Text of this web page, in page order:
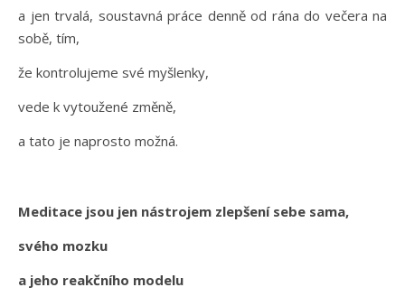
a jen trvalá, soustavná práce denně od rána do večera na
sobě, tím,
že kontrolujeme své myšlenky,
vede k vytoužené změně,
a tato je naprosto možná.
Meditace jsou jen nástrojem zlepšení sebe sama,
svého mozku
a jeho reakčního modelu